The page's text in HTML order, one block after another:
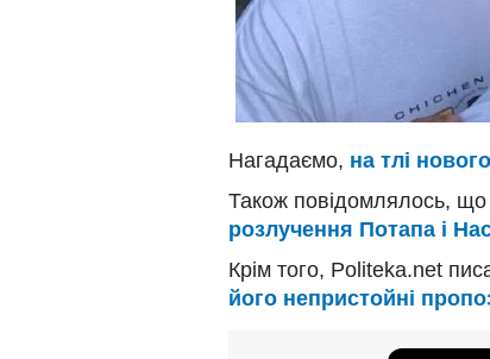
Нагадаємо, на тлі
Також повідомлялось, що
розлучення Потапа і
Крім того, Politeka.net
його непристойні